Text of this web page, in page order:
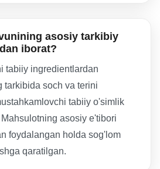
asosiy tarkibiy
iborat?
tabiiy ingredientlardan
tarkibida soch va terini
tabiiy o'simlik
asosiy e'tibori
foydalangan holda sog'lom
qaratilgan.